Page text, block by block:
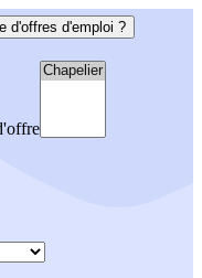
d'offres d'emploi ?